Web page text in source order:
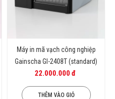
Máy in mã vạch công nghiệp
Gainscha GI-2408T (standard)
22.000.000 đ
THÊM VÀO GIỎ